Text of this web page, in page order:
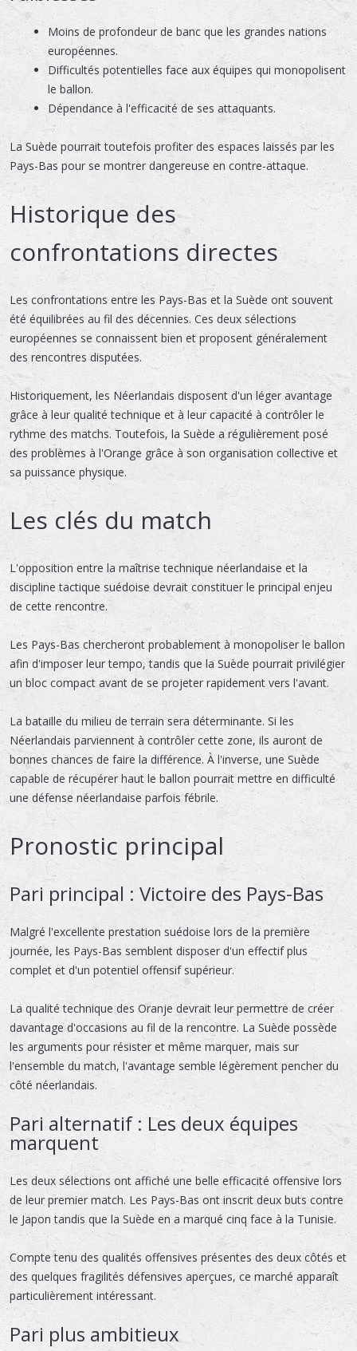
Moins de profondeur de banc que les grandes nations
européennes.
Difficultés potentielles face aux équipes qui monopolisent
le ballon.
Dépendance à l'efficacité de ses attaquants.
La Suède pourrait toutefois profiter des espaces laissés par les
Pays-Bas pour se montrer dangereuse en contre-attaque.
Historique des
confrontations directes
Les confrontations entre les Pays-Bas et la Suède ont souvent
été équilibrées au fil des décennies. Ces deux sélections
européennes se connaissent bien et proposent généralement
des rencontres disputées.
Historiquement, les Néerlandais disposent d'un léger avantage
grâce à leur qualité technique et à leur capacité à contrôler le
rythme des matchs. Toutefois, la Suède a régulièrement posé
des problèmes à l'Orange grâce à son organisation collective et
sa puissance physique.
Les clés du match
L'opposition entre la maîtrise technique néerlandaise et la
discipline tactique suédoise devrait constituer le principal enjeu
de cette rencontre.
Les Pays-Bas chercheront probablement à monopoliser le ballon
afin d'imposer leur tempo, tandis que la Suède pourrait privilégier
un bloc compact avant de se projeter rapidement vers l'avant.
La bataille du milieu de terrain sera déterminante. Si les
Néerlandais parviennent à contrôler cette zone, ils auront de
bonnes chances de faire la différence. À l'inverse, une Suède
capable de récupérer haut le ballon pourrait mettre en difficulté
une défense néerlandaise parfois fébrile.
Pronostic principal
Pari principal : Victoire des Pays-Bas
Malgré l'excellente prestation suédoise lors de la première
journée, les Pays-Bas semblent disposer d'un effectif plus
complet et d'un potentiel offensif supérieur.
La qualité technique des Oranje devrait leur permettre de créer
davantage d'occasions au fil de la rencontre. La Suède possède
les arguments pour résister et même marquer, mais sur
l'ensemble du match, l'avantage semble légèrement pencher du
côté néerlandais.
Pari alternatif : Les deux équipes
marquent
Les deux sélections ont affiché une belle efficacité offensive lors
de leur premier match. Les Pays-Bas ont inscrit deux buts contre
le Japon tandis que la Suède en a marqué cinq face à la Tunisie.
Compte tenu des qualités offensives présentes des deux côtés et
des quelques fragilités défensives aperçues, ce marché apparaît
particulièrement intéressant.
Pari plus ambitieux